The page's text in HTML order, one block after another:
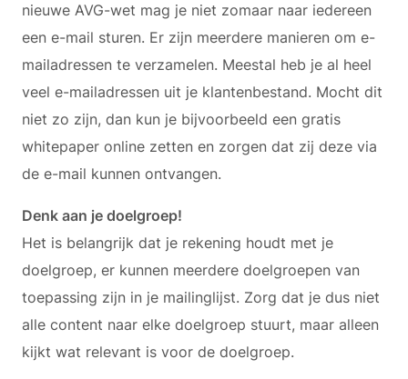
nieuwe AVG-wet mag je niet zomaar naar iedereen
een e-mail sturen. Er zijn meerdere manieren om e-
mailadressen te verzamelen. Meestal heb je al heel
veel e-mailadressen uit je klantenbestand. Mocht dit
niet zo zijn, dan kun je bijvoorbeeld een gratis
whitepaper online zetten en zorgen dat zij deze via
de e-mail kunnen ontvangen.
Denk aan je doelgroep!
Het is belangrijk dat je rekening houdt met je
doelgroep, er kunnen meerdere doelgroepen van
toepassing zijn in je mailinglijst. Zorg dat je dus niet
alle content naar elke doelgroep stuurt, maar alleen
kijkt wat relevant is voor de doelgroep.